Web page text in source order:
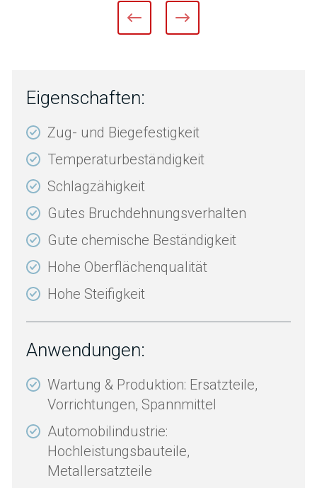
Eigenschaften:
Zug- und Biegefestigkeit
Temperaturbeständigkeit
Schlagzähigkeit
Gutes Bruchdehnungsverhalten
Gute chemische Beständigkeit
Hohe Oberflächenqualität
Hohe Steifigkeit
Anwendungen:
Wartung & Produktion: Ersatzteile,
Vorrichtungen, Spannmittel
Automobilindustrie:
Hochleistungsbauteile,
Metallersatzteile